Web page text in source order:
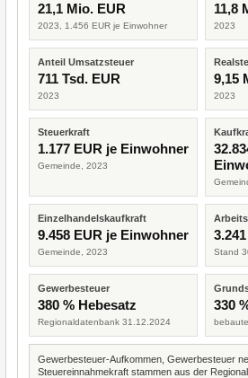
21,1 Mio. EUR
2023, 1.456 EUR je Einwohner
11,8
2023
Anteil Umsatzsteuer
711 Tsd. EUR
2023
9,15
2023
Steuerkraft
1.177 EUR je Einwohner
Gemeinde, 2023
Einzelhandelskaufkraft
9.458 EUR je Einwohner
Gemeinde, 2023
3.241
Stand
Gewerbesteuer
380 % Hebesatz
Regionaldatenbank 31.12.2024
330
Gewerbesteuer-Aufkommen, Gewerbesteuer
Steuereinnahmekraft stammen aus der